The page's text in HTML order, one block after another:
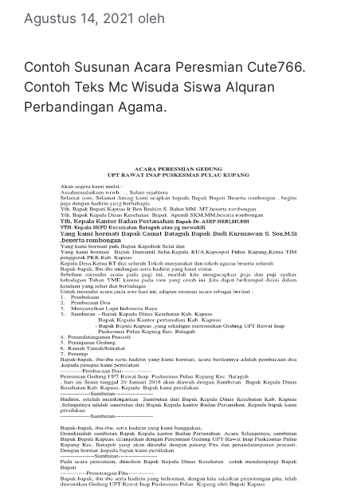
Agustus 14, 2021 oleh
Contoh Susunan Acara Peresmian Cute766.
Contoh Teks Mc Wisuda Siswa Alquran
Perbandingan Agama.